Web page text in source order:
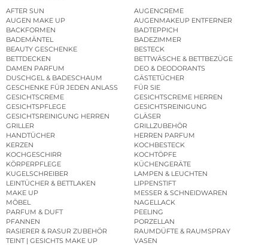
AFTER SUN
AUGENCREME
AUGEN MAKE UP
AUGENMAKEUP ENTFERNER
BACKFORMEN
BADTEPPICH
BADEMÄNTEL
BADEZIMMER
BEAUTY GESCHENKE
BESTECK
BETTDECKEN
BETTWÄSCHE & BETTBEZÜGE
DAMEN PARFUM
DEO & DEODORANTS
DUSCHGEL & BADESCHAUM
GÄSTETÜCHER
GESCHENKE FÜR JEDEN ANLASS
FÜR SIE
GESICHTSCREME
GESICHTSCREME HERREN
GESICHTSPFLEGE
GESICHTSREINIGUNG
GESICHTSREINIGUNG HERREN
GLÄSER
GRILLER
GRILLZUBEHÖR
HANDTÜCHER
HERREN PARFUM
KERZEN
KOCHBESTECK
KOCHGESCHIRR
KOCHTÖPFE
KÖRPERPFLEGE
KÜCHENGERÄTE
KUGELSCHREIBER
LAMPEN & LEUCHTEN
LEINTÜCHER & BETTLAKEN
LIPPENSTIFT
MAKE UP
MESSER & SCHNEIDWAREN
MÖBEL
NAGELLACK
PARFUM & DUFT
PEELING
PFANNEN
PORZELLAN
RASIERER & RASUR ZUBEHÖR
RAUMDÜFTE & RAUMSPRAY
TEINT | GESICHTS MAKE UP
VASEN